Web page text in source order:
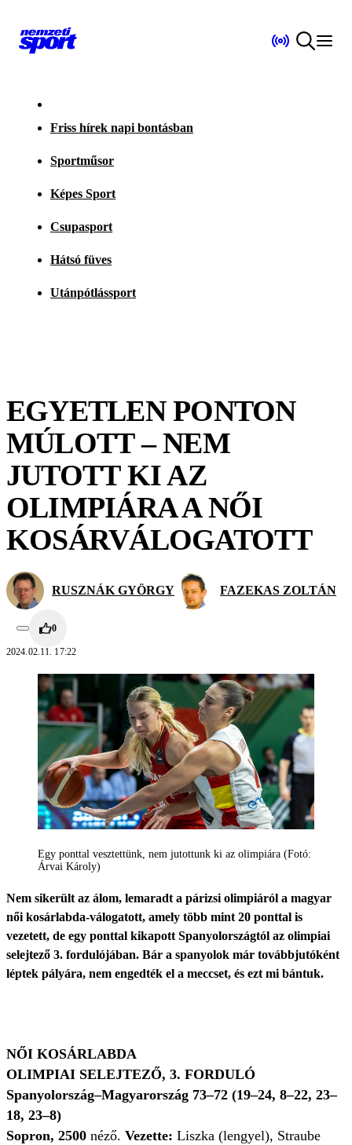
Friss hírek napi bontásban
Sportműsor
Képes Sport
Csupasport
Hátsó füves
Utánpótlássport
EGYETLEN PONTON
MÚLOTT – NEM
JUTOTT KI AZ
OLIMPIÁRA A NŐI
KOSÁRVÁLOGATOTT
RUSZNÁK GYÖRGY FAZEKAS ZOLTÁN
0
2024.02.11. 17:22
Egy ponttal vesztettünk, nem jutottunk ki az olimpiára (Fotó:
Árvai Károly)
Nem sikerült az álom, lemaradt a párizsi olimpiáról a magyar
női kosárlabda-válogatott, amely több mint 20 ponttal is
vezetett, de egy ponttal kikapott Spanyolországtól az olimpiai
selejtező 3. fordulójában. Bár a spanyolok már továbbjutóként
léptek pályára, nem engedték el a meccset, és ezt mi bántuk.
NŐI KOSÁRLABDA
OLIMPIAI SELEJTEZŐ, 3. FORDULÓ
Spanyolország–Magyarország 73–72 (19–24, 8–22, 23–
18, 23–8)
Sopron, 2500 néző. Vezette: Liszka (lengyel), Straube